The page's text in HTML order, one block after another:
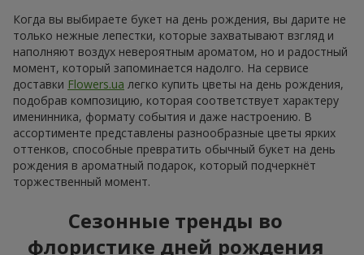
Когда вы выбираете букет на день рождения, вы дарите не
только нежные лепестки, которые захватывают взгляд и
наполняют воздух невероятным ароматом, но и радостный
момент, который запоминается надолго. На сервисе
доставки Flowers.ua легко купить цветы на день рождения,
подобрав композицию, которая соответствует характеру
именинника, формату события и даже настроению. В
ассортименте представлены разнообразные цветы ярких
оттенков, способные превратить обычный букет на день
рождения в ароматный подарок, который подчеркнёт
торжественный момент.
Сезонные тренды во
флористике дней рождения